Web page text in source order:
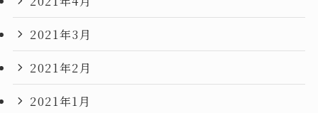
2021年3月
2021年2月
2021年1月